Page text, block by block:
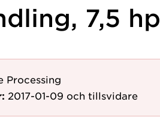
7,5 hp
Processing
2017-01-09 och tillsvidare